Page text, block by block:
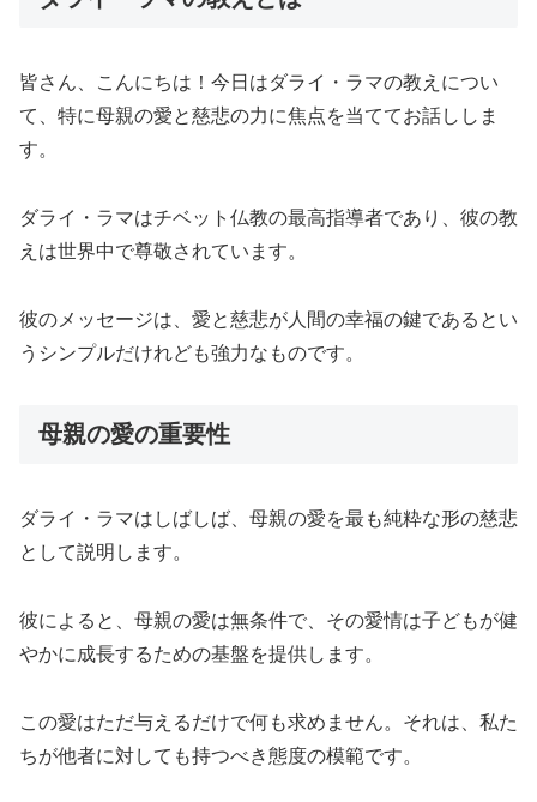
皆さん、こんにちは！今日はダライ・ラマの教えについ
て、特に母親の愛と慈悲の力に焦点を当ててお話ししま
す。
ダライ・ラマはチベット仏教の最高指導者であり、彼の教
えは世界中で尊敬されています。
彼のメッセージは、愛と慈悲が人間の幸福の鍵であるとい
うシンプルだけれども強力なものです。
母親の愛の重要性
ダライ・ラマはしばしば、母親の愛を最も純粋な形の慈悲
として説明します。
彼によると、母親の愛は無条件で、その愛情は子どもが健
やかに成長するための基盤を提供します。
この愛はただ与えるだけで何も求めません。それは、私た
ちが他者に対しても持つべき態度の模範です。